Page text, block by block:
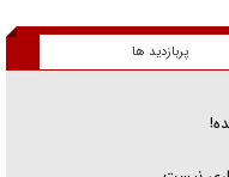
پربازدید ها